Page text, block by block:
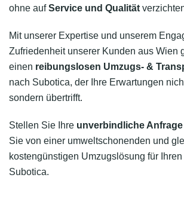
ohne aufService und Qualität
Mit unserer Expertise und unserem
Zufriedenheit unserer Kunden aus Wien
einen reibungslosen Umzugs- &
nach Subotica, der Ihre Erwartungen
sondern übertrifft.
Stellen Sie Ihre unverbindliche Anfrage
Sie von einer umweltschonenden und
kostengünstigen Umzugslösung für
Subotica.